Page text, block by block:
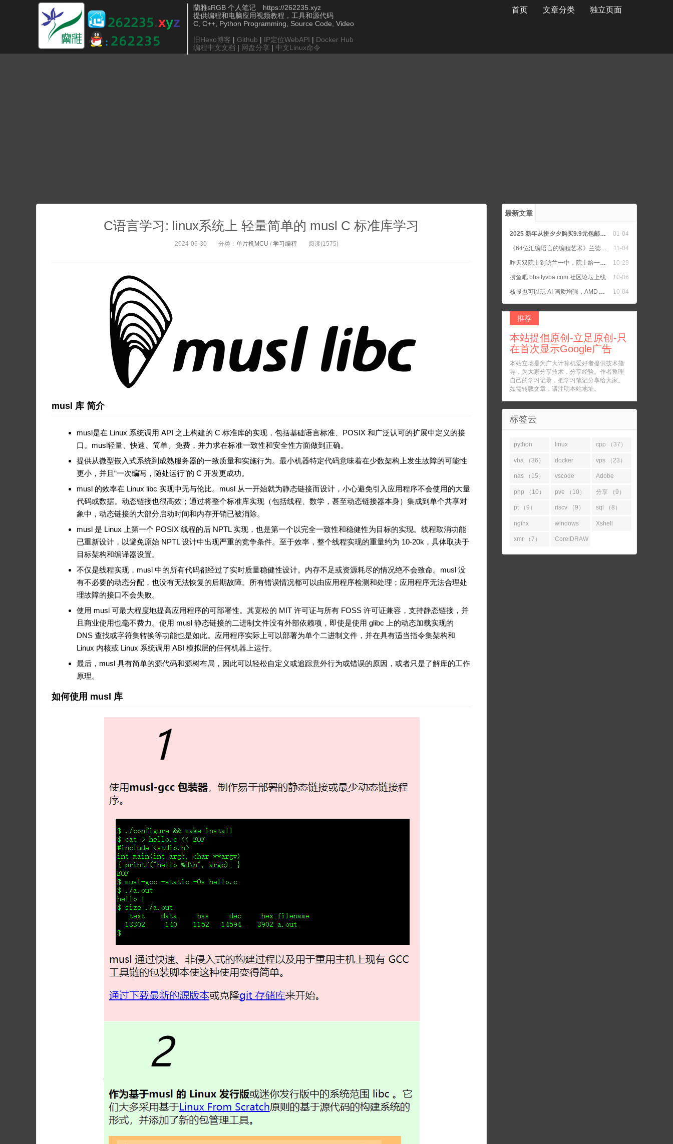
蘭雅sRGB 个人笔记 https://262235.xyz
提供编程和电脑应用视频教程，工具和源代码
C, C++, Python Programming, Source Code, Video
旧Hexo博客 | Github | IP定位WebAPI | Docker Hub
编程中文文档 | 网盘分享 | 中文Linux命令
首页 文章分类 独立页面
C语言学习: linux系统上 轻量简单的 musl C 标准库学习
2024-06-30 分类： 单片机MCU / 学习编程 阅读(1575)
musl 库 简介
musl是在 Linux 系统调用 API 之上构建的 C 标准库的实现，包括基础语言标准、POSIX 和广泛认可的扩展中定义的接
口。musl轻量、快速、简单、免费，并力求在标准一致性和安全性方面做到正确。
提供从微型嵌入式系统到成熟服务器的一致质量和实施行为。最小机器特定代码意味着在少数架构上发生故障的可能性
更小，并且“一次编写，随处运行”的 C 开发更成功。
musl 的效率在 Linux libc 实现中无与伦比。musl 从一开始就为静态链接而设计，小心避免引入应用程序不会使用的大量
代码或数据。动态链接也很高效；通过将整个标准库实现（包括线程、数学，甚至动态链接器本身）集成到单个共享对
象中，动态链接的大部分启动时间和内存开销已被消除。
musl 是 Linux 上第一个 POSIX 线程的后 NPTL 实现，也是第一个以完全一致性和稳健性为目标的实现。线程取消功能
已重新设计，以避免原始 NPTL 设计中出现严重的竞争条件。至于效率，整个线程实现的重量约为 10-20k，具体取决于
目标架构和编译器设置。
不仅是线程实现，musl 中的所有代码都经过了实时质量稳健性设计。内存不足或资源耗尽的情况绝不会致命。musl 没
有不必要的动态分配，也没有无法恢复的后期故障。所有错误情况都可以由应用程序检测和处理；应用程序无法合理处
理故障的接口不会失败。
使用 musl 可最大程度地提高应用程序的可部署性。其宽松的 MIT 许可证与所有 FOSS 许可证兼容，支持静态链接，并
且商业使用也毫不费力。使用 musl 静态链接的二进制文件没有外部依赖项，即使是使用 glibc 上的动态加载实现的
DNS 查找或字符集转换等功能也是如此。应用程序实际上可以部署为单个二进制文件，并在具有适当指令集架构和
Linux 内核或 Linux 系统调用 ABI 模拟层的任何机器上运行。
最后，musl 具有简单的源代码和源树布局，因此可以轻松自定义或追踪意外行为或错误的原因，或者只是了解库的工作
原理。
如何使用 musl 库
最新文章
01-04
2025 新年从拼夕夕购买9.9元包邮的书籍二手正版书
11-04
《64位汇编语言的编程艺术》兰德尔·海德著
10-29
昨天双院士到访兰一中，院士给一中学生上公开课，我女儿所在班去听院士教诲了
10-06
捞鱼吧 bbs.lyvba.com 社区论坛上线
10-04
核显也可以玩 AI 画质增强，AMD APU 把核显默认设置为 UMA Auto
推荐
本站提倡原创-立足原创-只
在首次显示Google广告
本站立场是为广大计算机爱好者提供技术指
导，为大家分享技术，分享经验。作者整理
自己的学习记录，把学习笔记分享给大家。
如需转载文章，请注明本站地址。
标签云
python
（52）
linux
（45）
cpp （37）
vba （36） docker
（31）
vps （23）
nas （15） vscode
（14）
Adobe
（11）
php （10） pve （10） 分享 （9）
pt （9） riscv （9） sql （8）
nginx
（7）
windows
（7）
Xshell
xmr （7） CorelDRAW
（7）